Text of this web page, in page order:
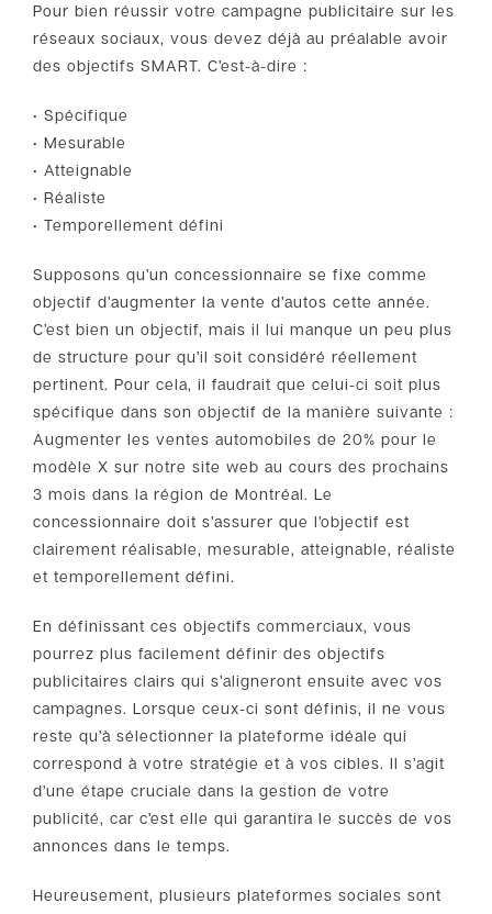
Pour bien réussir votre campagne publicitaire sur les
réseaux sociaux, vous devez déjà au préalable avoir
des objectifs SMART. C’est-à-dire :
• Spécifique
• Mesurable
• Atteignable
• Réaliste
• Temporellement défini
Supposons qu’un concessionnaire se fixe comme
objectif d’augmenter la vente d’autos cette année.
C’est bien un objectif, mais il lui manque un peu plus
de structure pour qu’il soit considéré réellement
pertinent. Pour cela, il faudrait que celui-ci soit plus
spécifique dans son objectif de la manière suivante :
Augmenter les ventes automobiles de 20% pour le
modèle X sur notre site web au cours des prochains
3 mois dans la région de Montréal. Le
concessionnaire doit s’assurer que l’objectif est
clairement réalisable, mesurable, atteignable, réaliste
et temporellement défini.
En définissant ces objectifs commerciaux, vous
pourrez plus facilement définir des objectifs
publicitaires clairs qui s’aligneront ensuite avec vos
campagnes. Lorsque ceux-ci sont définis, il ne vous
reste qu’à sélectionner la plateforme idéale qui
correspond à votre stratégie et à vos cibles. Il s’agit
d’une étape cruciale dans la gestion de votre
publicité, car c’est elle qui garantira le succès de vos
annonces dans le temps.
Heureusement, plusieurs plateformes sociales sont